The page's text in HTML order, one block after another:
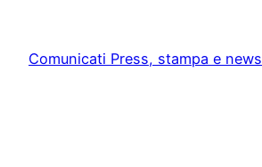
content
Comunicati Press, stampa e news